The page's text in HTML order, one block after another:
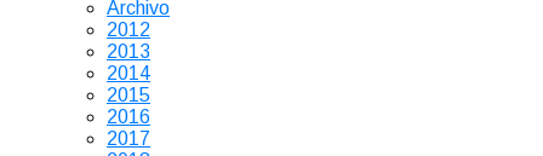
Archivo
2012
2013
2014
2015
2016
2017